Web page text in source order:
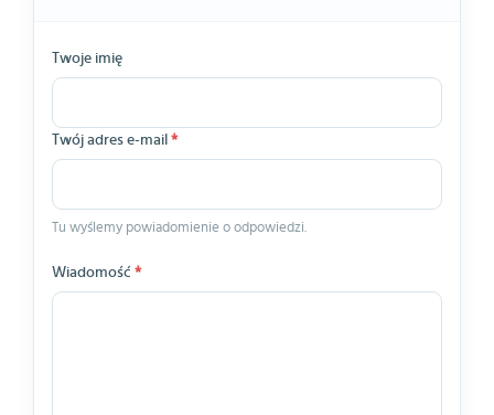
Twoje imię
Twój adres e-mail *
Tu wyślemy powiadomienie o odpowiedzi.
Wiadomość *